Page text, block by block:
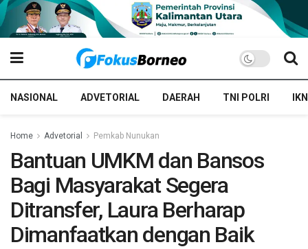
NASIONAL ADVETORIAL DAERAH TNI POLRI IKN
Home Advetorial Pemkab Nunukan
Bantuan UMKM dan Bansos
Bagi Masyarakat Segera
Ditransfer, Laura Berharap
Dimanfaatkan dengan Baik